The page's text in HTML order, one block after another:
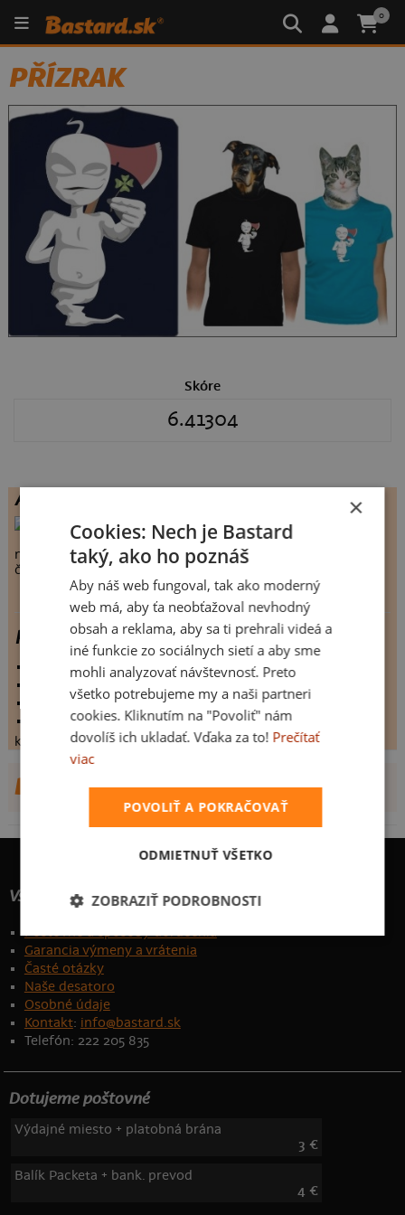
0
PŘÍZRAK
Skóre
6.41304
Autor
monty_griff
, 0
návrhů celkem:
5
člen Bastard.cz:
Přízrak
vystaveno:9.3.2009
hodnoceno:
46 krát
komentářů:6.41304
koupilo by:14 lidí
konečné hodnocení:6.41304
DALŠÍ NÁVRHY OD MONTY_GRIFF
Všetko o nákupe
Poštovné a spôsoby doručenia
Garancia výmeny a vrátenia
Časté otázky
Naše desatoro
Osobné údaje
Kontakt: info@bastard.sk
Telefón: 222 205 835
Dotujeme poštovné
Výdajné miesto + platobná brána
3 €
Balík Packeta + bank. prevod
4 €
×
Cookies: Nech je Bastard
taký, ako ho poznáš
Aby náš web fungoval, tak ako moderný
web má, aby ťa neobťažoval nevhodný
obsah a reklama, aby sa ti prehrali videá a
iné funkcie zo sociálnych sietí a aby sme
mohli analyzovať návštevnosť. Preto
všetko potrebujeme my a naši partneri
cookies. Kliknutím na "Povoliť" nám
dovolíš ich ukladať. Vďaka za to! Prečítať
viac
POVOLIŤ A POKRAČOVAŤ
ODMIETNUŤ VŠETKO
ZOBRAZIŤ PODROBNOSTI